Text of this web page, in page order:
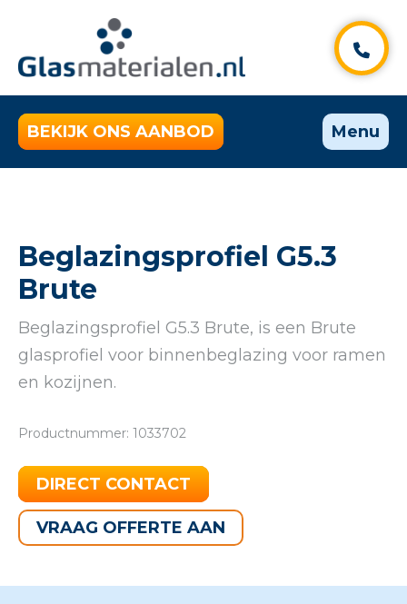
BEKIJK ONS AANBOD Menu
Beglazingsprofiel G5.3
Brute
Beglazingsprofiel G5.3 Brute, is een Brute
glasprofiel voor binnenbeglazing voor ramen
en kozijnen.
Productnummer: 1033702
DIRECT CONTACT
VRAAG OFFERTE AAN